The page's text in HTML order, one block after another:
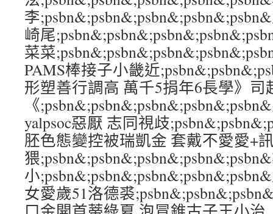
李
崎尾
菜菜
PAMS棒接子小畿近
形塑善行調高 萬千5捐年6長學》司
《
yalpsoc惡厭 志同視歧
胚色態變控被瑞凱金 套戴不愛愛+
猥
小
女愛歲51洛德裘